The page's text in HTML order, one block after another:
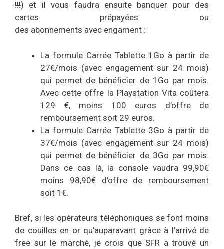
!!!) et il vous faudra ensuite banquer pour des
cartes prépayées ou
des abonnements avec engament :
La formule Carrée Tablette 1Go à partir de
27€/mois (avec engagement sur 24 mois)
qui permet de bénéficier de 1Go par mois.
Avec cette offre la Playstation Vita coûtera
129 €, moins 100 euros d’offre de
remboursement soit 29 euros.
La formule Carrée Tablette 3Go à partir de
37€/mois (avec engagement sur 24 mois)
qui permet de bénéficier de 3Go par mois.
Dans ce cas là, la console vaudra 99,90€
moins 98,90€ d’offre de remboursement
soit 1€.
Bref, si les opérateurs téléphoniques se font moins
de couilles en or qu’auparavant grâce à l’arrivé de
free sur le marché, je crois que SFR a trouvé un